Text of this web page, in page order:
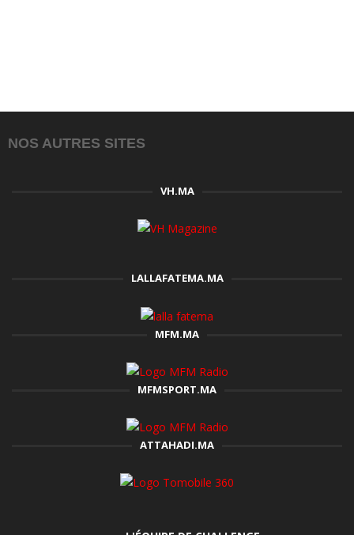
NOS AUTRES SITES
VH.MA
LALLAFATEMA.MA
MFM.MA
MFMSPORT.MA
ATTAHADI.MA